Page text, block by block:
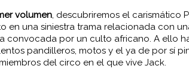
volumen, descubriremos el carismático
en una siniestra trama relacionada con
convocada por un culto africano. A ello
pandilleros, motos y el ya de por sí
del circo en el que vive Jack.